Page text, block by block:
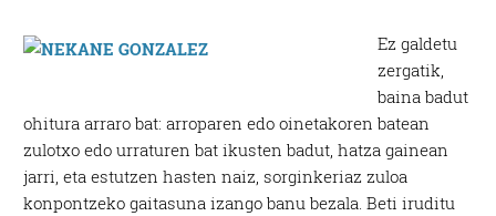
Ez galdetu
zergatik,
baina badut
ohitura arraro bat: arroparen edo oinetakoren batean
zulotxo edo urraturen bat ikusten badut, hatza gainean
jarri, eta estutzen hasten naiz, sorginkeriaz zuloa
konpontzeko gaitasuna izango banu bezala. Beti iruditu